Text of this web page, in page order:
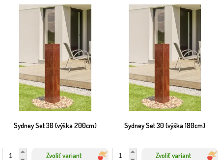
Sydney Set 30 (výška 200cm)
Zvoliť variant
Sydney Set 30 (výška 180cm)
Zvoliť variant